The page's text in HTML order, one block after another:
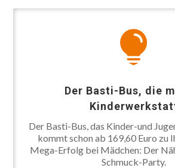

Der Basti-Bus, die
Der Basti-Bus, das Kinder-und
kommt schon ab 169,60 Euro zu
Mega-Erfolg bei Mädchen: Der
Schmuck-Party.